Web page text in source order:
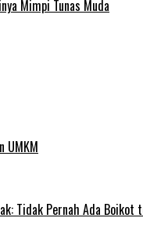
Mimpi Tunas Muda
UMKM
Tidak Pernah Ada Boikot